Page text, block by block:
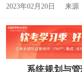
2023年02月20日 来源
系统规划与